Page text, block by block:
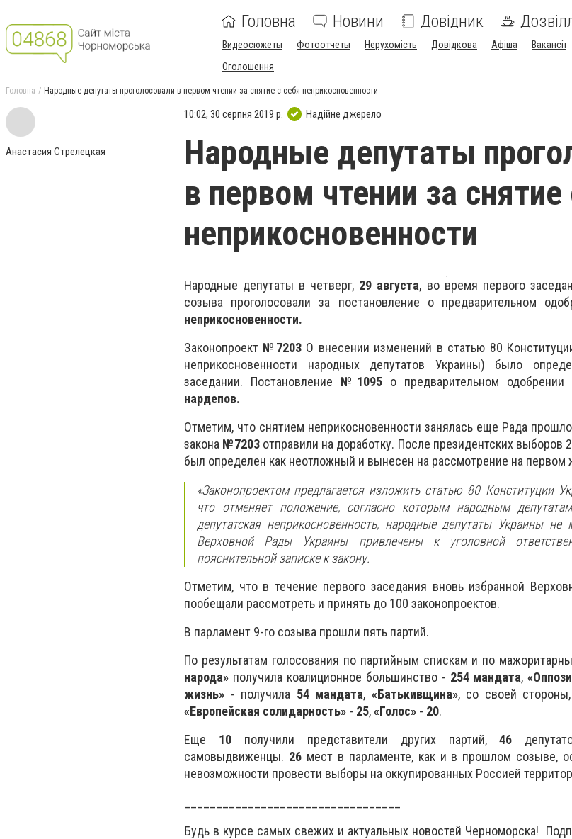
Головна Новини Довідник
Видеосюжеты Фотоотчеты Нерухомість Довідкова Афіша Вакансії
Оголошення
Головна Народные депутаты проголосовали в первом чтении за снятие с себя неприкосновенности
Анастасия Стрелецкая
10:02, 30 серпня 2019 р. Надійне джерело
Народные депутаты
в первом чтении за снятие
неприкосновенности
Народные депутаты в четверг, 29 августа, во время первого
созыва проголосовали за постановление о предварительном
неприкосновенности.
Законопроект №7203О внесении изменений в статью 80
неприкосновенности народных депутатов Украины) было
заседании. Постановление №1095 о предварительном одобрении
нардепов.
Отметим, что снятием неприкосновенности занялась еще Рада
закона №7203отправили на доработку. После президентских выборов
был определен как неотложный и вынесен на рассмотрение на первом
«Законопроектом предлагается изложить статью 80 Конституции
что отменяет положение, согласно которым народным
депутатская неприкосновенность, народные депутаты Украины не
Верховной Рады Украины привлечены к уголовной
пояснительной записке к закону.
Отметим, что в течение первого заседания вновь избранной
пообещали рассмотреть и принять до 100 законопроектов.
В парламент 9-го созыва прошли пять партий.
По результатам голосования по партийным спискам и по
народа» получила коалиционное большинство - 254 мандата,
жизнь» - получила 54 мандата, «Батькивщина», со своей
«Европейская солидарность» - 25,«Голос» - 20.
Еще 10получили представители других партий,46
самовыдвиженцы. 26 мест в парламенте, как и в прошлом созыве,
невозможности провести выборы на оккупированных Россией
Будь в курсе самых свежих и актуальных новостей Черноморска!